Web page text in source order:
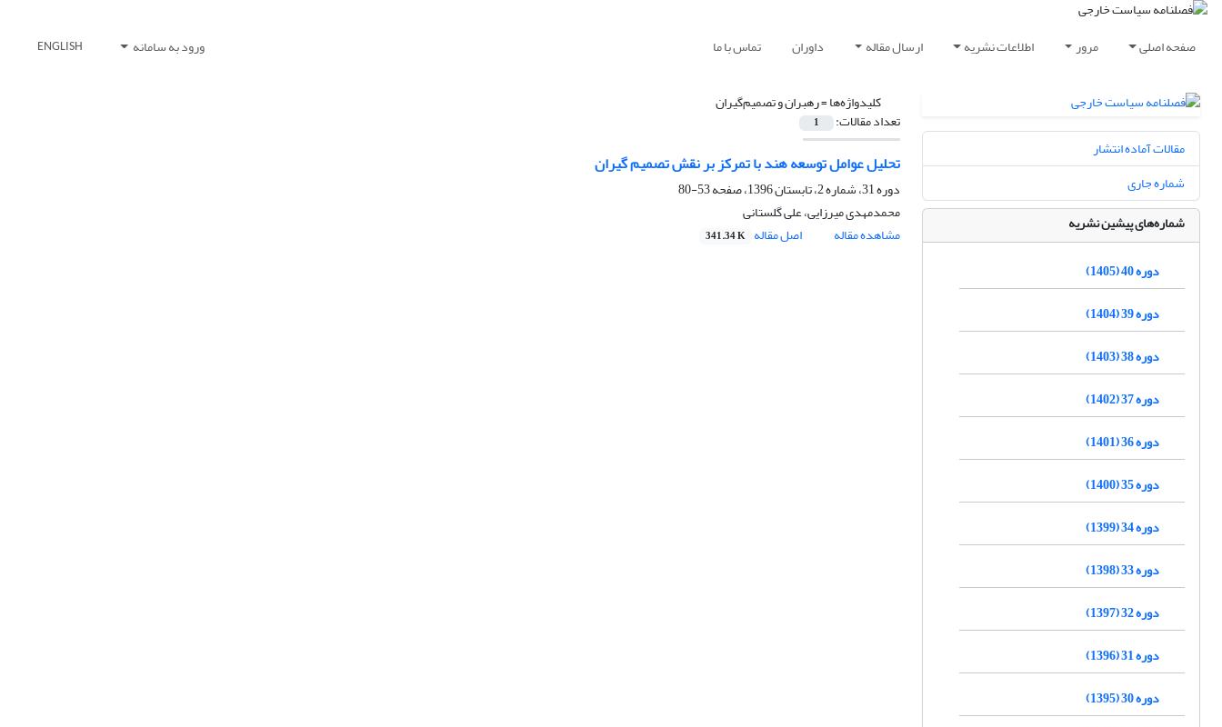
صفحه اصلی مرور اطلاعات نشریه ارسال مقاله داوران تماس با ما ورود به سامانه ENGLISH
کلیدواژه‌ها =رهبران و تصمیم‌گیران
تعداد مقالات: 1
تحلیل عوامل توسعه هند با تمرکز بر نقش تصمیم گیران
دوره 31، شماره 2، تابستان 1396، صفحه
53-80
محمدمهدی میرزایی، علی گلستانی
مشاهده مقاله
اصل مقاله 341.34 K
مقالات آماده انتشار
شماره جاری
شماره‌های پیشین نشریه
دوره 40 (1405)
دوره 39 (1404)
دوره 38 (1403)
دوره 37 (1402)
دوره 36 (1401)
دوره 35 (1400)
دوره 34 (1399)
دوره 33 (1398)
دوره 32 (1397)
دوره 31 (1396)
دوره 30 (1395)